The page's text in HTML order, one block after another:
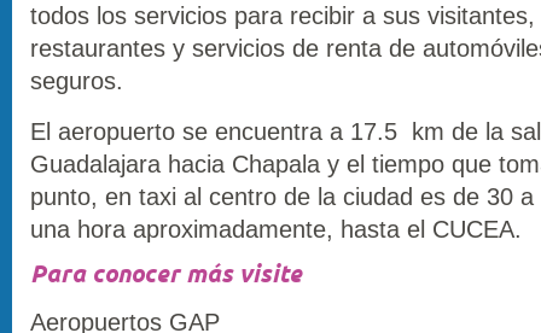
todos los servicios para recibir a sus
restaurantes y servicios de renta de
seguros.
El aeropuerto se encuentra a 17.5 km de la
Guadalajara hacia Chapala y el tiempo que
punto, en taxi al centro de la ciudad es de 30
una hora aproximadamente, hasta el CUCEA.
Para conocer más visite
Aeropuertos GAP